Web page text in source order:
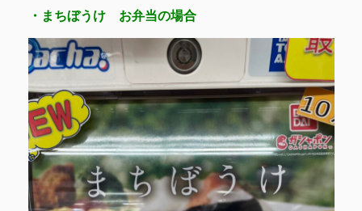
・まちぼうけ お弁当の場合